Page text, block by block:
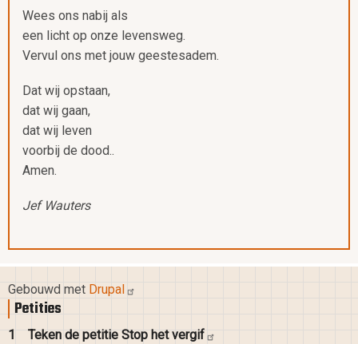
Wees ons nabij als
een licht op onze levensweg.
Vervul ons met jouw geestesadem.
Dat wij opstaan,
dat wij gaan,
dat wij leven
voorbij de dood..
Amen.
Jef Wauters
Gebouwd met Drupal
Petities
1 Teken de petitie Stop hetvergif